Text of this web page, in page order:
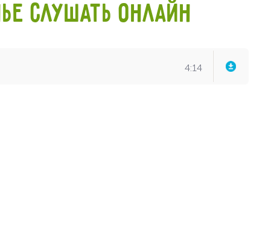
СЛУШАТЬ ОНЛАЙН
4:14